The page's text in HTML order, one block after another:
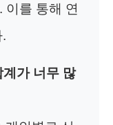
이를 통해 연
가 너무 많